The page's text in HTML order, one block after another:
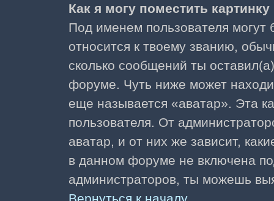
Как я могу поместить
Под именем пользователя могут
относится к твоему званию,
сколько сообщений ты
форуме. Чуть ниже может
еще называется «аватар». Эта
пользователя. От
аватар, и от них же зависит,
в данном форуме не включена
администраторов, ты можешь